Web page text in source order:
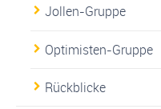
Jollen-Gruppe
Optimisten-Gruppe
Rückblicke